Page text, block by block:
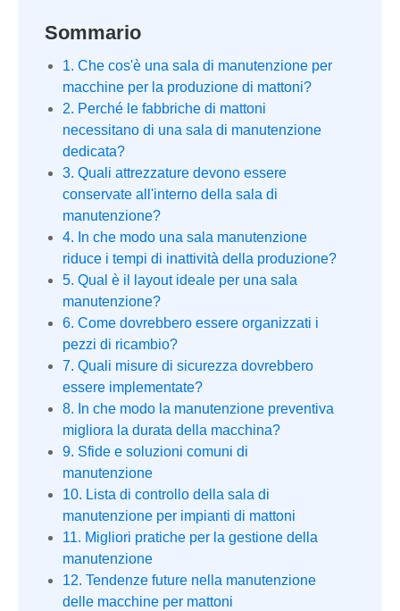
Sommario
1. Che cos'è una sala di manutenzione per
macchine per la produzione di mattoni?
2. Perché le fabbriche di mattoni
necessitano di una sala di manutenzione
dedicata?
3. Quali attrezzature devono essere
conservate all'interno della sala di
manutenzione?
4. In che modo una sala manutenzione
riduce i tempi di inattività della produzione?
5. Qual è il layout ideale per una sala
manutenzione?
6. Come dovrebbero essere organizzati i
pezzi di ricambio?
7. Quali misure di sicurezza dovrebbero
essere implementate?
8. In che modo la manutenzione preventiva
migliora la durata della macchina?
9. Sfide e soluzioni comuni di
manutenzione
10. Lista di controllo della sala di
manutenzione per impianti di mattoni
11. Migliori pratiche per la gestione della
manutenzione
12. Tendenze future nella manutenzione
delle macchine per mattoni